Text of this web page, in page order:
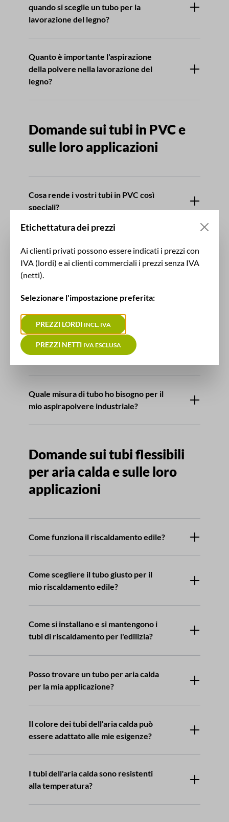
quando si sceglie un tubo per la
lavorazione del legno?
Quanto è importante l'aspirazione
della polvere nella lavorazione del
legno?
Domande sui tubi in PVCe
sulle loro applicazioni
Cosa rende i vostri tubi in PVC così
speciali?
consegnare?
Posso ordinare i singoli tubi da voi?
Come posso curare e mantenere
correttamente il mio tubo flessibile
per l'aspirazione industriale?
Quale misura di tubo ho bisogno per il
mio aspirapolvere industriale?
Domande sui tubi flessibili
per aria calda e sulle loro
applicazioni
Come funziona il riscaldamento edile?
Come scegliere il tubo giusto per il
mio riscaldamento edile?
Come si installano e si mantengono i
tubi di riscaldamento per l'edilizia?
Posso trovare un tubo per aria calda
per la mia applicazione?
Il colore dei tubi dell'aria calda può
essere adattato alle mie esigenze?
I tubi dell'aria calda sono resistenti
alla temperatura?
Etichettatura dei prezzi
Ai clienti privati possono essere indicati i prezzi con
IVA (lordi) e ai clienti commerciali i prezzi senza IVA
(netti).
Selezionare l'impostazione preferita:
PREZZI LORDI INCL. IVA
PREZZI NETTI IVA ESCLUSA